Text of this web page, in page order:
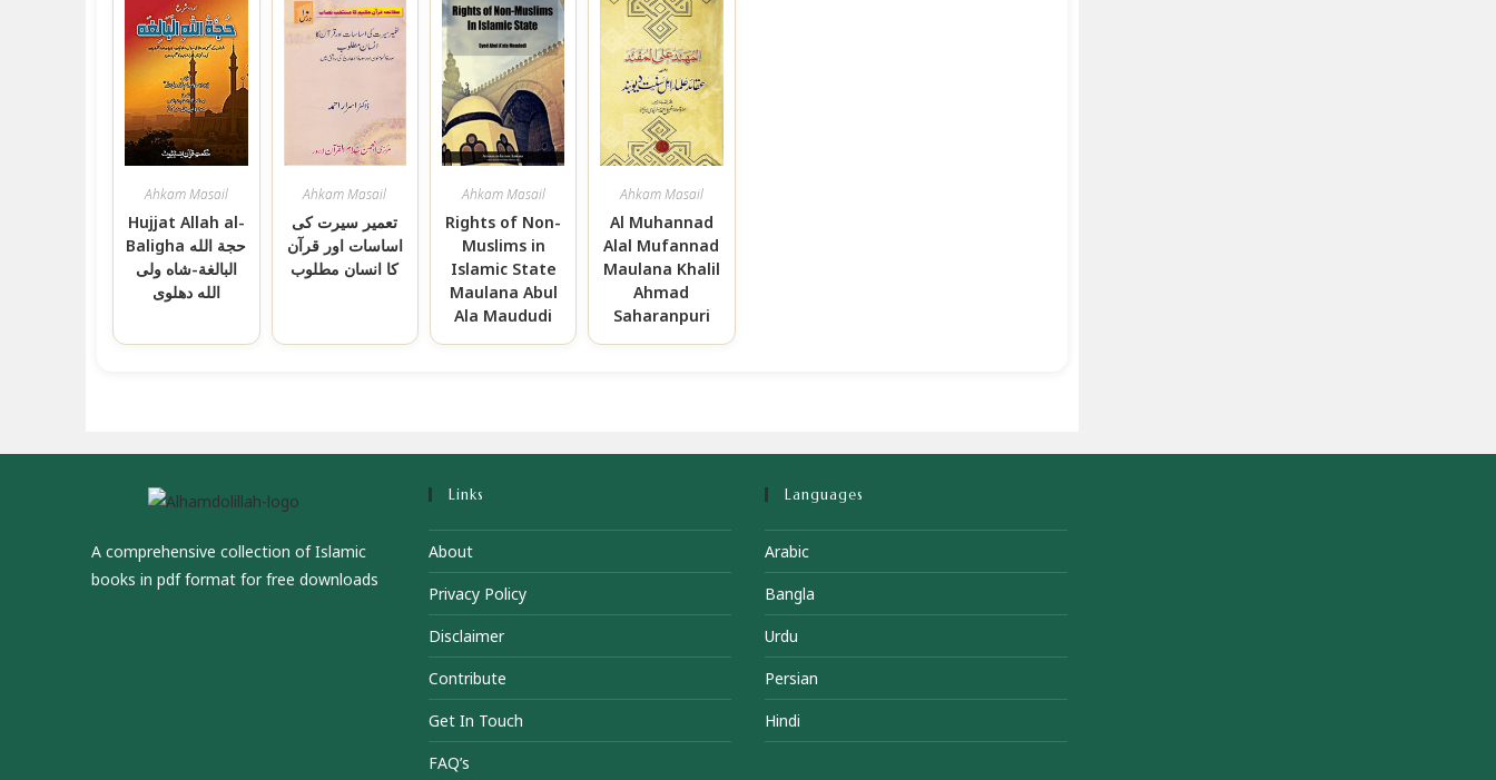
Ahkam Masail
Hujjat Allah al-
Baligha حجة الله
البالغة-شاه ولی
الله دهلوی
Ahkam Masail
تعمیر سیرت کی
اساسات اور قرآن
کا انسان مطلوب
Ahkam Masail
Rights of Non-
Muslims in
Islamic State
Maulana Abul
Ala Maududi
Ahkam Masail
Al Muhannad
Alal Mufannad
Maulana Khalil
Ahmad
Saharanpuri
A comprehensive collection of Islamic
books in pdf format for free downloads
Links
About
Privacy Policy
Disclaimer
Contribute
Get In Touch
FAQ’s
Languages
Arabic
Bangla
Urdu
Persian
Hindi